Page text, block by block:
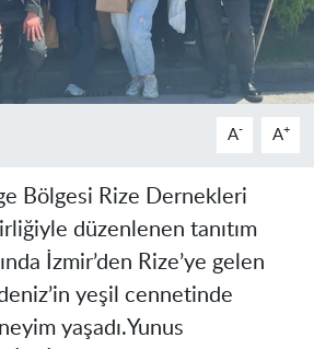
A- A+
Bölgesi Rize Dernekleri
düzenlenen tanıtım
İzmir’den Rize’ye gelen
yeşil cennetinde
yaşadı.Yunus